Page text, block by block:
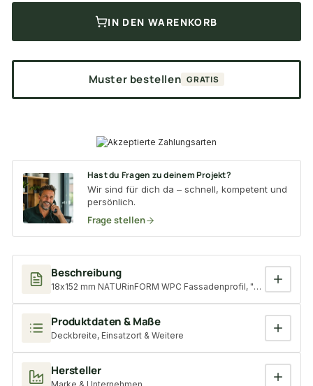
Beschreibung
18x152 mm NATURinFORM WPC Fassadenprofil, "Die
Produktdaten & Maße
Deckbreite, Einsatzort & Weitere
Hersteller
IN DEN WARENKORB
Muster bestellen GRATIS
Hast du Fragen zu deinem Projekt?
Wir sind für dich da – schnell, kompetent und
persönlich.
Frage stellen